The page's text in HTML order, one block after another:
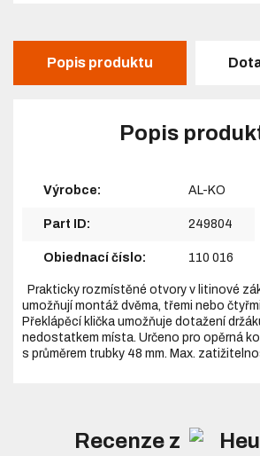
Popis produktu
Popis
Výrobce: AL-KO
Part ID: 249804
Objednací číslo: 110 016
Prakticky rozmístěné otvory v litinové
umožňují montáž dvěma, třemi nebo
Překlápěcí klička umožňuje dotažení
nedostatkem místa. Určeno pro opěrná
s průměrem trubky 48 mm. Max.
Recenze z